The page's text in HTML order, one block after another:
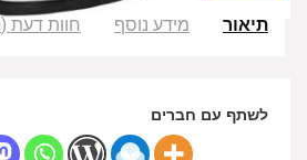
תיאור מידע נוסף חוות דעת (0)
לשתף עם חברים